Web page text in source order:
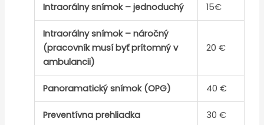
Intraorálny snímok – jednoduchý 15€
Intraorálny snímok – náročný
(pracovník musí byť prítomný v
ambulancii)
20 €
Panoramatický snímok (OPG) 40 €
Preventívna prehliadka 30 €